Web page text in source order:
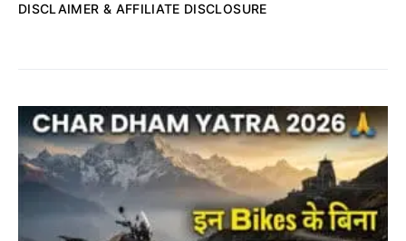
DISCLAIMER & AFFILIATE DISCLOSURE